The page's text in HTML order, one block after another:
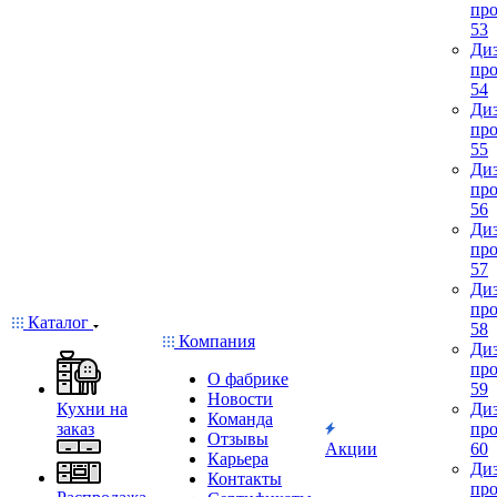
Каталог
Кухни на
заказ
Компания
О фабрике
Новости
Команда
Отзывы
Карьера
Контакты
Акции
53
54
55
56
57
58
59
60